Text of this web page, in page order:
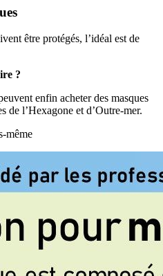
être protégés, l’idéal est de
?
enfin acheter des masques
de l’Hexagone et d’Outre-mer.
même